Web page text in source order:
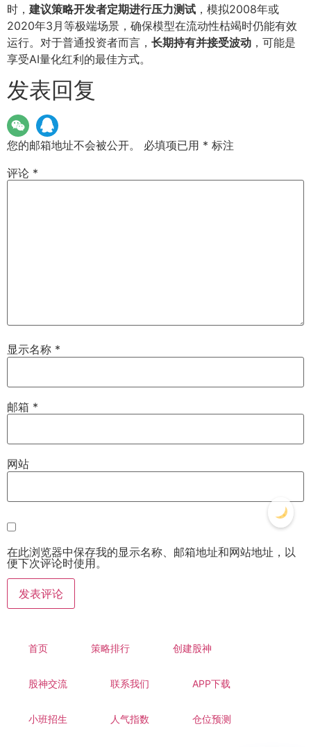
时， 建议策略开发者定期进行压力测试 ，模拟2008年或
2020年3月等极端场景，确保模型在流动性枯竭时仍能有效
运行。对于普通投资者而言， 长期持有并接受波动 ，可能是
享受AI量化红利的最佳方式。
发表回复
您的邮箱地址不会被公开。 必填项已用 * 标注
评论 *
显示名称 *
邮箱 *
网站
在此浏览器中保存我的显示名称、邮箱地址和网站地址，以
便下次评论时使用。
首页 策略排行 创建股神
股神交流 联系我们 APP下载
小班招生 人气指数 仓位预测